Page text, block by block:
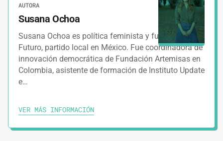
AUTORA
Susana Ochoa
Susana Ochoa es política feminista y fundadora de
Futuro, partido local en México. Fue coordinadora de
innovación democrática de Fundación Artemisas en
Colombia, asistente de formación de Instituto Update
e…
VER MÁS INFORMACIÓN